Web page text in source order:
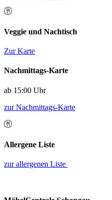
Veggie und Nachtisch
Zur Karte
Nachmittags-Karte
ab 15:00 Uhr
zur Nachmittags-Karte
Allergene Liste
zur allergenen Liste